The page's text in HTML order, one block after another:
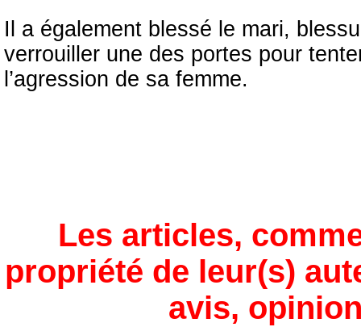
Il a également blessé le mari,
verrouiller une des portes pour
l’agression de sa femme.
Les articles,
propriété de leur(s)
avis,